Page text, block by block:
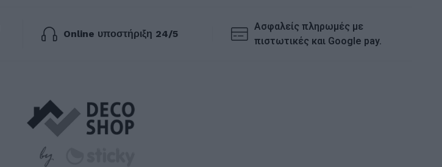
Online υποστήριξη 24/5
Ασφαλείς πληρωμές με
πιστωτικές και Google pay.